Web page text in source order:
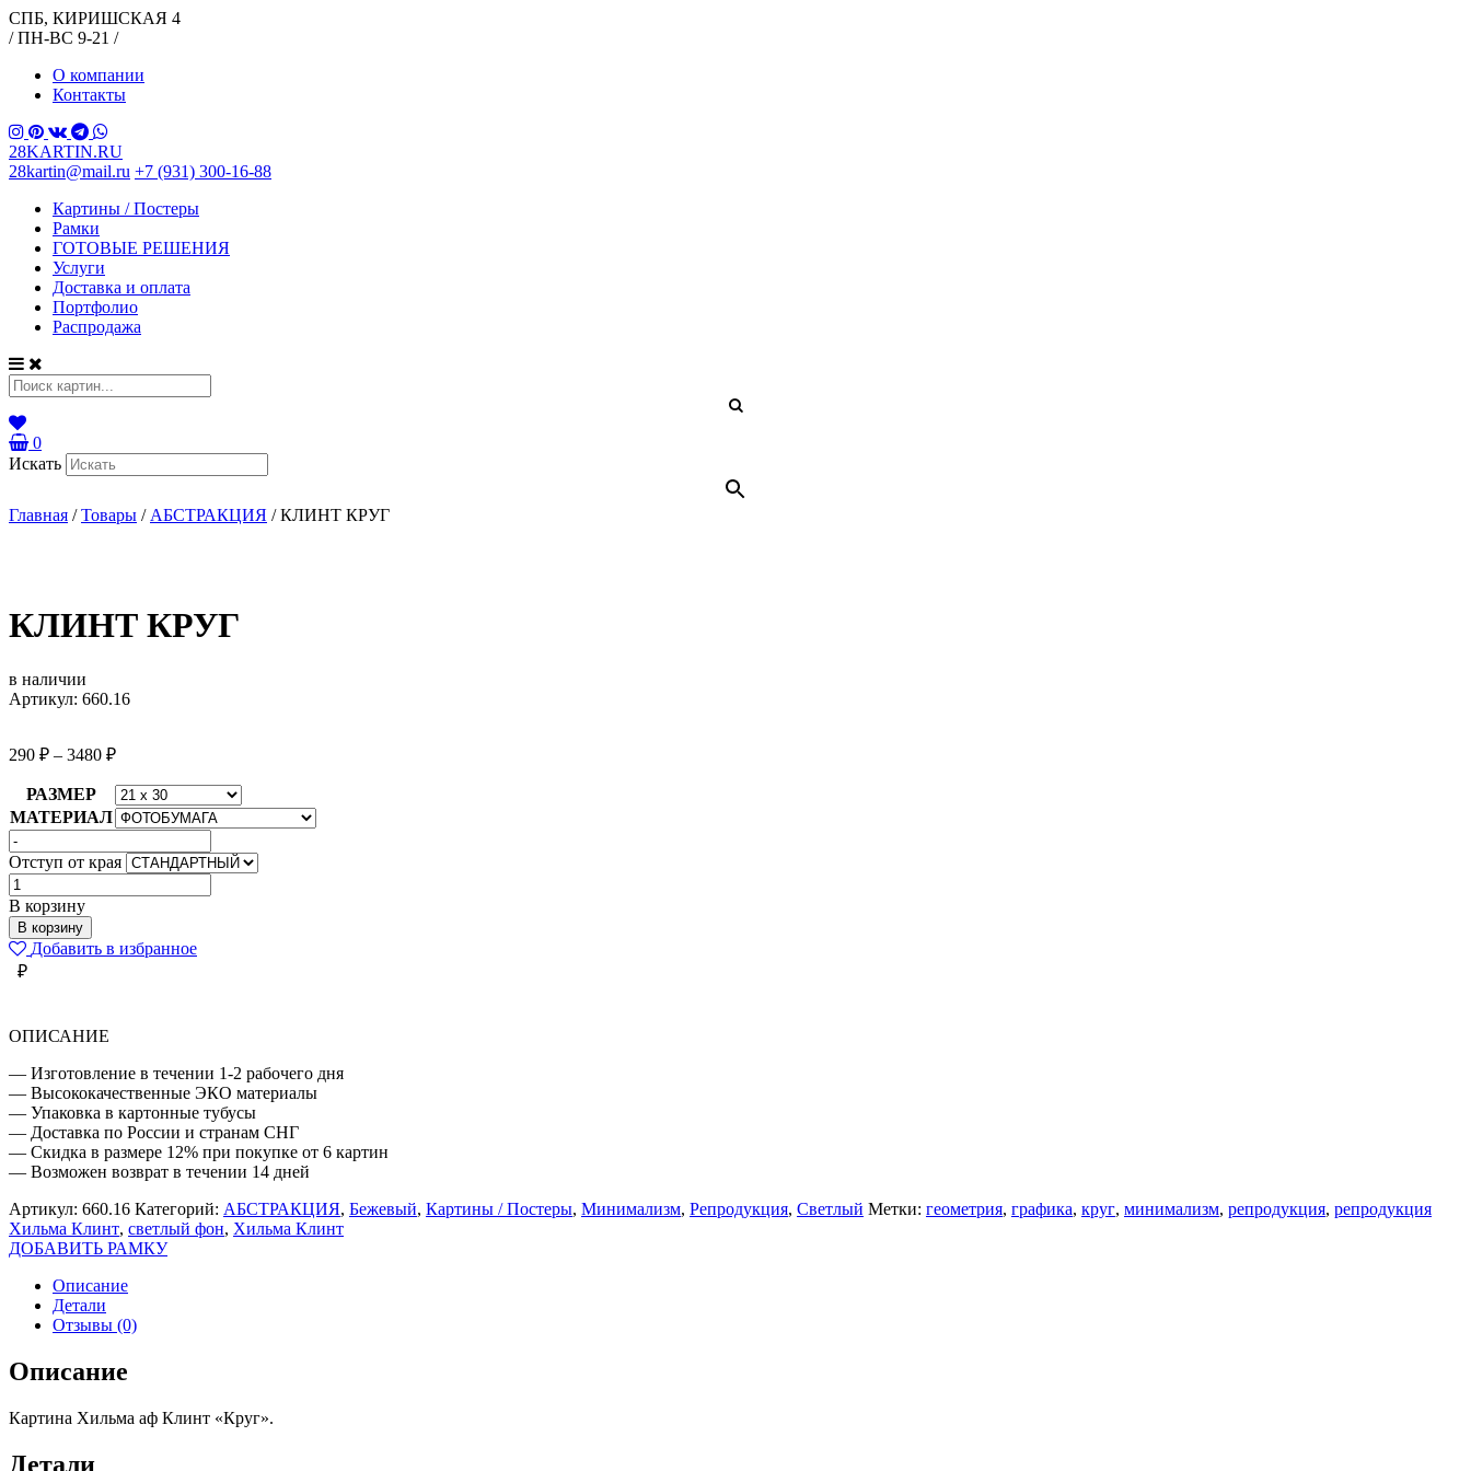
СПБ, КИРИШСКАЯ 4
/ ПН-ВС 9-21 /
О компании
Контакты
28KARTIN.RU
28kartin@mail.ru +7 (931) 300-16-88
Картины / Постеры
Рамки
ГОТОВЫЕ РЕШЕНИЯ
Услуги
Доставка и оплата
Портфолио
Распродажа
0
Искать
Главная /Товары / АБСТРАКЦИЯ /КЛИНТ КРУГ
КЛИНТ КРУГ
в наличии
Артикул: 660.16
290 ₽ – 3480 ₽
РАЗМЕР
МАТЕРИАЛ
Отступ от края
Количество
товара
КЛИНТ
КРУГ
В корзину
В корзину
Добавить в избранное
₽
ОПИСАНИЕ
— Изготовление в течении 1-2 рабочего дня
— Высококачественные ЭКО материалы
— Упаковка в картонные тубусы
— Доставка по России и странам СНГ
— Скидка в размере 12% при покупке от 6 картин
— Возможен возврат в течении 14 дней
Артикул: 660.16 Категорий: АБСТРАКЦИЯ, Бежевый, Картины / Постеры, Минимализм, Репродукция, Светлый Метки: геометрия, графика, круг, минимализм, репродукция, репродукция
Хильма Клинт, светлый фон, Хильма Клинт
ДОБАВИТЬ РАМКУ
Описание
Детали
Отзывы (0)
Описание
Картина Хильма аф Клинт «Круг».
Детали